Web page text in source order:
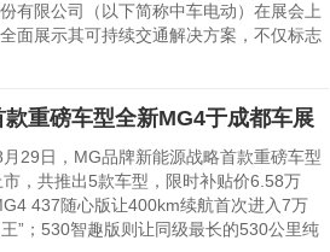
有限公司（以下简称中车电动）在展会上
面展示其可持续交通解决方案，不仅标志
重磅车型全新MG4于成都车展
日，MG品牌新能源战略首款重磅车型
，共推出5款车型，限时补贴价6.58万
437随心版让400km续航首次进入7万
”；530智趣版则让同级最长的530公里纯